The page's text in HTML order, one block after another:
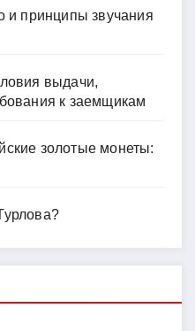
и принципы звучания
выдачи,
к заемщикам
золотые монеты: